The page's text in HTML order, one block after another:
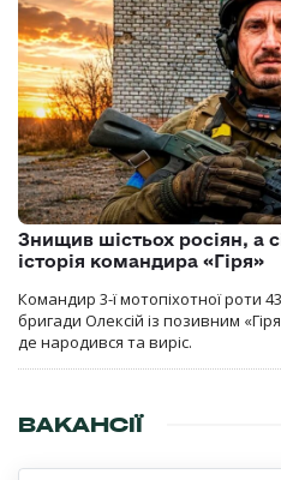
Знищив шістьох росіян, а
історія командира «Гіря»
Командир 3-ї мотопіхотної роти
бригади Олексій із позивним
де народився та виріс.
ВАКАНСІЇ